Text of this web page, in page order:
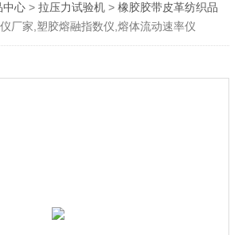
中心 >拉压力试验机 >橡胶胶带皮革纺织品
厂家,塑胶熔融指数仪,熔体流动速率仪